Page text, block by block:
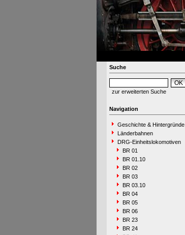
Suche
zur erweiterten Suche
Navigation
Geschichte & Hintergründe
Länderbahnen
DRG-Einheitslokomotiven
BR 01
BR 01.10
BR 02
BR 03
BR 03.10
BR 04
BR 05
BR 06
BR 23
BR 24